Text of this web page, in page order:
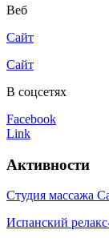
Веб
Сайт
Сайт
В соцсетях
Facebook
Link
Активности
Студия массажа
Испанский